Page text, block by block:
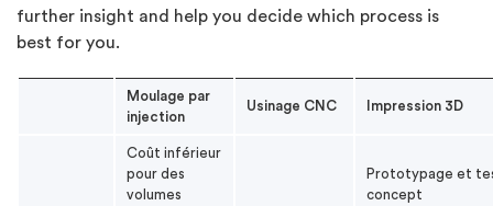
further insight and help you decide which process is
best for you.
Moulage par
injection
Usinage CNC Impression 3D
Coût inférieur
pour des
volumes
Prototypage et
concept